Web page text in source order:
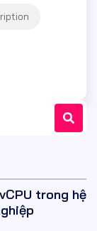
trong hệ